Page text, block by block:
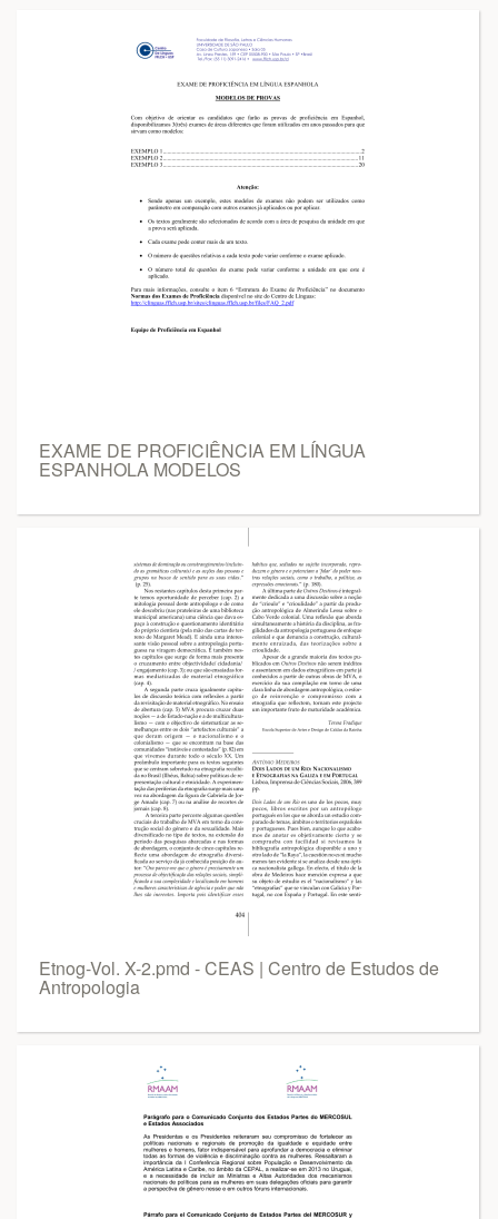
EXAME DE PROFICIÊNCIA EM LÍNGUA
ESPANHOLA MODELOS
Etnog-Vol. X-2.pmd - CEAS | Centro de Estudos de
Antropologia